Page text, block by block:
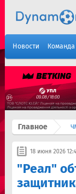
Новости Команда
Главное
18 июня 2026
"Реал"